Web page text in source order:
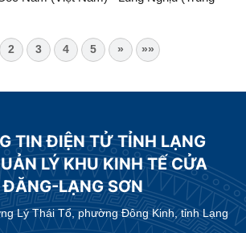
2 3 4 5 » »»
TIN ĐIỆN TỬ TỈNH LẠNG
LÝ KHU KINH TẾ CỬA
LẠNG SƠN
Lý Thái Tổ, phường Đông Kinh, tỉnh Lạng